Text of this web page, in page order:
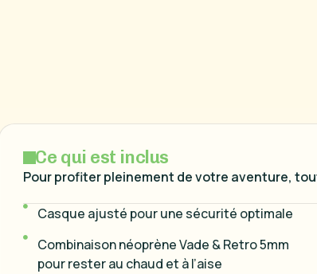
Ce qui est inc us
Pour profiter pleinement de votre aventure,
Casque ajusté pour une sécurité optimale
Combinaison néoprène Vade & Retro 5mm
pour rester au chaud et à l’aise